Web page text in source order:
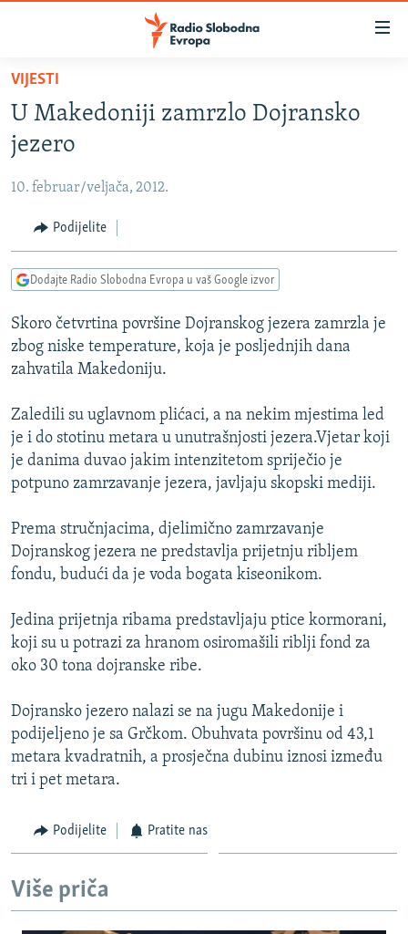
Pređite
glavni
sadržaj
Pređite
na
navigaciju
Pređite
na
BOSNA I HERCEGOVINA
KOSOVO
CRNA GORA
VIDEO
FOTOGALERIJE
INFOGRAFIKE
PODCASTI
RAT U UKRAJINI
KINA NA BALKANU
ISPRIČAJ MI
DNEVNO@RSE
SPECIJALI RSE
VIŠE OD NASLOVA
GENOCID U SREBRENICI
TV LIBERTY
POST SCRIPTUM
TRI DECENIJE OD RATA U BIH
SVE KARTE DEJTONA
NASTANAK I RASPAD JUGOSLAVIJE
PRATITE NAS
Sve RFE/RL stranice
VIJESTI
U Makedoniji zamrzlo Dojransko
jezero
10. februar/veljača, 2012.
Podijelite
Dodajte Radio Slobodna Evropa u vaš Google izvor
Skoro četvrtina površine Dojranskog jezera zamrzla je
zbog niske temperature, koja je posljednjih dana
zahvatila Makedoniju.
Zaledili su uglavnom plićaci, a na nekim mjestima led
je i do stotinu metara u unutrašnjosti jezera.Vjetar koji
je danima duvao jakim intenzitetom spriječio je
potpuno zamrzavanje jezera, javljaju skopski mediji.
Prema stručnjacima, djelimično zamrzavanje
Dojranskog jezera ne predstavlja prijetnju ribljem
fondu, budući da je voda bogata kiseonikom.
Jedina prijetnja ribama predstavljaju ptice kormorani,
koji su u potrazi za hranom osiromašili riblji fond za
oko 30 tona dojranske ribe.
Dojransko jezero nalazi se na jugu Makedonije i
podijeljeno je sa Grčkom. Obuhvata površinu od 43,1
metara kvadratnih, a prosječna dubinu iznosi između
tri i pet metara.
Podijelite Pratite nas
Više priča